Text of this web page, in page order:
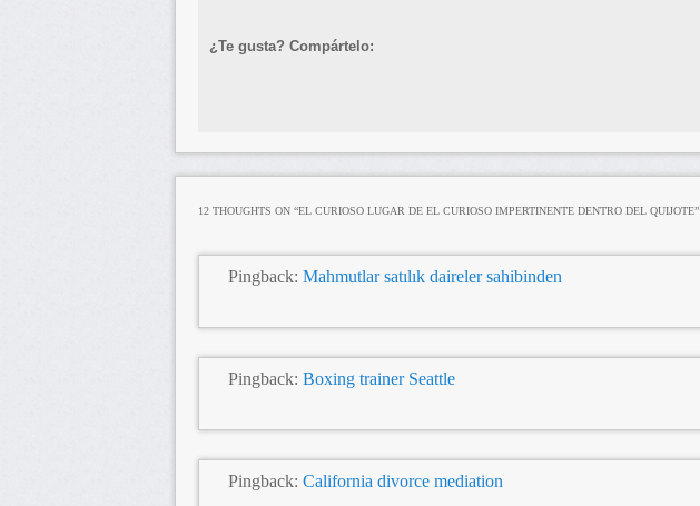
¿Te gusta? Compártelo:
12 THOUGHTS ON “EL CURIOSO LUGAR DE EL CURIOSO IMPERTINENTE DENTRO DEL QUIJOTE”
Pingback: Mahmutlar satılık daireler sahibinden
Pingback: Boxing trainer Seattle
Pingback: California divorce mediation